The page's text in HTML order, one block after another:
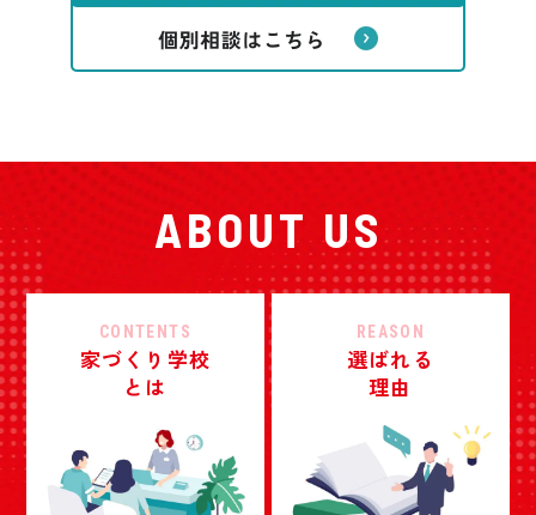
ABOUT US
CONTENTS
家づくり学校
とは
REASON
選ばれる
理由